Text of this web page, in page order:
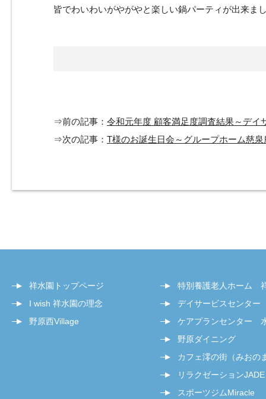
皆でわいわいがやがやと楽しい鍋パーティが出来ま
⇒前の記事： 令和元年度 顧客満足度調査結果～デイ
⇒次の記事： T様のお誕生日会～グループホーム慈泉
祥水園トップページ
I wish 祥水園の理念
野原西Village
特別養護老人ホーム
デイサービスセンタ
ケアプランセンター
野原ダイニング
カフェ澪の街（みおの
リラクゼーションJADE
スポーツジムMiracle